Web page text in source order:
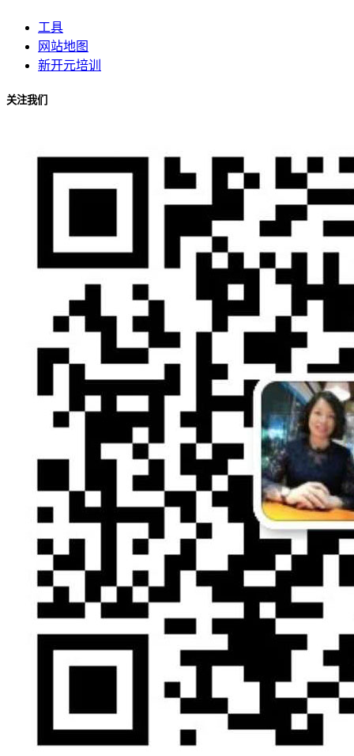
工具
网站地图
新开元培训
关注我们